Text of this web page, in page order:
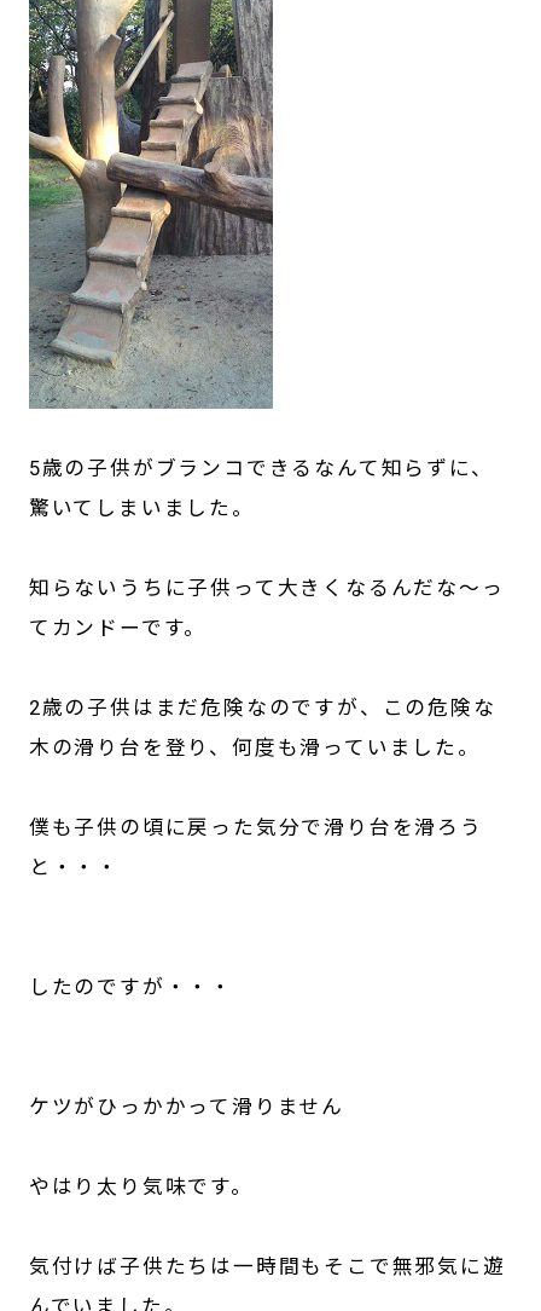
5歳の子供がブランコできるなんて知らずに、
驚いてしまいました。
知らないうちに子供って大きくなるんだな～っ
てカンドーです。
2歳の子供はまだ危険なのですが、この危険な
木の滑り台を登り、何度も滑っていました。
僕も子供の頃に戻った気分で滑り台を滑ろう
と・・・
したのですが・・・
ケツがひっかかって滑りません
やはり太り気味です。
気付けば子供たちは一時間もそこで無邪気に遊
んでいました。